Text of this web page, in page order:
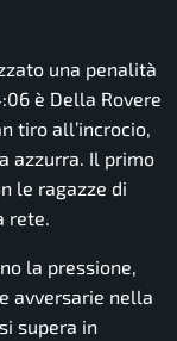
una penalità
è Della Rovere
tiro all’incrocio,
azzurra. Il primo
le ragazze di
rete.
la pressione,
avversarie nella
supera in